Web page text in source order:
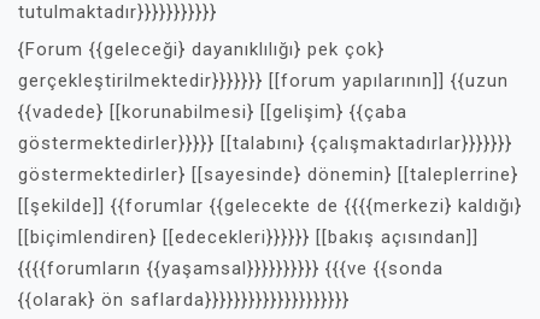
tutulmaktadır}}}}}}}}}}}
{Forum {{geleceği} dayanıklılığı} pek çok}
gerçekleştirilmektedir}}}}}}} [[forum yapılarının]] {{uzun
{{vadede} [[korunabilmesi} [[gelişim} {{çaba
göstermektedirler}}}}} [[talabını} {çalışmaktadırlar}}}}}}}
göstermektedirler} [[sayesinde} dönemin} [[taleplerrine}
[[şekilde]] {{forumlar {{gelecekte de {{{{merkezi} kaldığı}
[[biçimlendiren} [[edecekleri}}}}}} [[bakış açısından]]
{{{{forumların {{yaşamsal}}}}}}}}}} {{{ve {{sonda
{{olarak} ön saflarda}}}}}}}}}}}}}}}}}}}}